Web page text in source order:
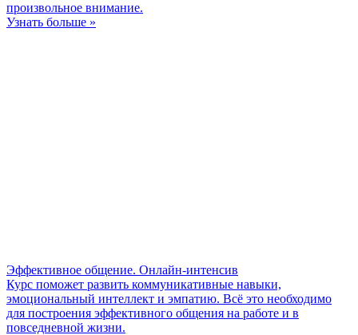
произвольное внимание.
Узнать больше »
Эффективное общение. Онлайн-интенсив
Курс поможет развить коммуникативные навыки,
эмоциональный интеллект и эмпатию. Всё это необходимо
для построения эффективного общения на работе и в
повседневной жизни.